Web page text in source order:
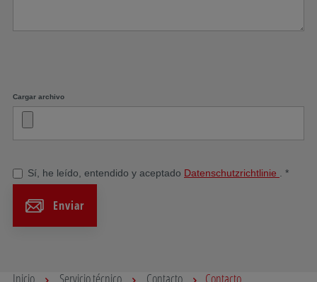
Cargar archivo
Sí, he leído, entendido y aceptado Datenschutzrichtlinie *
Enviar
Inicio Servicio técnico Contacto Contacto